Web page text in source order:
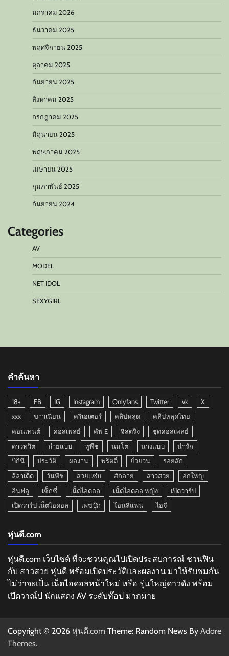
มกราคม 2026
ธันวาคม 2025
พฤศจิกายน 2025
ตุลาคม 2025
กันยายน 2025
สิงหาคม 2025
กรกฎาคม 2025
มิถุนายน 2025
พฤษภาคม 2025
เมษายน 2025
กุมภาพันธ์ 2025
กันยายน 2024
Categories
AV
MODEL
NET IDOL
SEXYGIRL
คำค้นหา
18+ FB IG Instagram Onlyfans Twitter vk
X
xxx
ขาวเนียน ครีเอเตอร์ คลิปหลุด
คลิปหลุดไทย
คอนเทนต์
คอสเพลย์ คัพ E จีสตริง
ชุดคอสเพลย์
ดาวทวิต
ถ่ายแบบ ทูพีช นมโต นางแบบ
น่ารัก
บิกินี
ประวัติ ผลงาน พริตตี้ ยั่วยวน
รอยสัก
ลีลาเด็ด
วันพีช สวยแซ่บ สักลาย สาวสวย
อกใหญ่
อินฟลู
เซ็กซี่ เน็ตไอดอล เน็ตไอดอล หญิง
เปิดวาร์ป
เปิดวาร์ป เน็ตไอดอล
เฟซบุ๊ก โอนลี่แฟน ไอจี
หุ่นดี.com
หุ่นดี.com เว็บไซต์ ที่จะชวนคุณไปเปิดประสบการณ์ ชวนฟิน
กับ สาวสวย หุ่นดี พร้อมเปิดประวัติและผลงาน มาให้รับชมกัน
ไม่ว่าจะเป็น เน็ตไอดอลหน้าใหม่ หรือ รุ่นใหญ่ดาวดัง พร้อม
เปิดวาณ์ป นักแสดง AV ระดับท๊อป มากมาย
Copyright © 2026 หุ่นดี.com Theme: Random News By Adore
Themes.